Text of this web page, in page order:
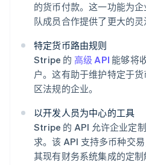
的货币付款。这一功能为
队成员合作提供了更大的灵
特定货币路由规则
Stripe 的 高级 API 能够将
户。这有助于维护特定于
区法规的企业。
以开发人员为中心的工具
Stripe 的 API 允许企业定
求。该 API 支持多币种交
其现有财务系统集成的定制